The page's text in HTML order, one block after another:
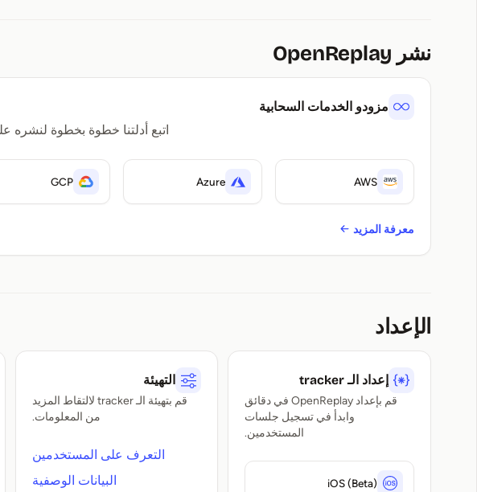
نشر OpenReplay
مزودو الخدمات السحابية
اتبع أدلتنا خطوة بخطوة لنشره
AWS
Azure
GCP
معرفة المزيد
الإعداد
إعداد الـ tracker
قم بإعداد OpenReplay في دقائق
وابدأ في تسجيل جلسات
المستخدمين.
iOS (Beta)
التهيئة
قم بتهيئة الـ tracker لالتقاط المزيد
من المعلومات.
التعرف على المستخدمين
البيانات الوصفية